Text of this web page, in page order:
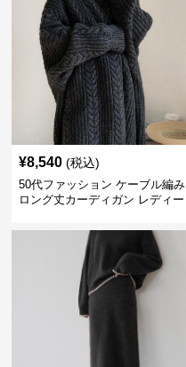
¥8,540 (税込)
50代ファッション ケーブル編み
ロング丈カーディガン レディー